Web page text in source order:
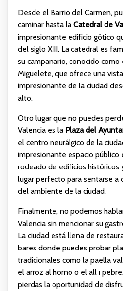
Desde el Barrio del Carmen,
caminar hasta la Catedral de
impresionante edificio gótico
del siglo XIII. La catedral es
su campanario, conocido como
Miguelete, que ofrece una vista
impresionante de la ciudad
alto.
Otro lugar que no puedes
Valencia es la Plaza del
el centro neurálgico de la
impresionante espacio público
rodeado de edificios históricos
lugar perfecto para sentarse a
del ambiente de la ciudad.
Finalmente, no podemos
Valencia sin mencionar su
La ciudad está llena de
bares donde puedes probar
tradicionales como la paella
el arroz al horno o el all i
pierdas la oportunidad de